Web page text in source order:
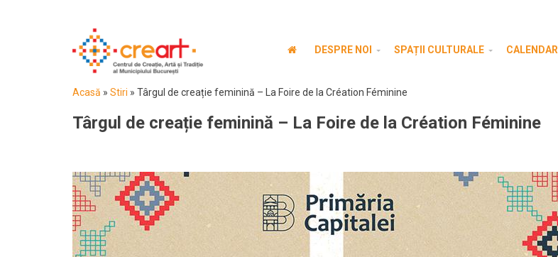
DESPRE NOI SPAȚII CULTURALE CALENDAR
Acasă » Stiri » Târgul de creație feminină – La Foire de la Création Féminine
Târgul de creație feminină – La Foire de la Création Féminine